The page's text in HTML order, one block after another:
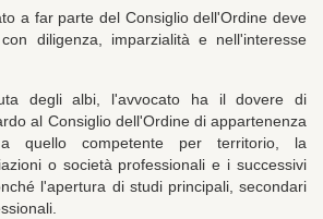
a far parte del Consiglio dell'Ordine deve
diligenza, imparzialità e nell'interesse
degli albi,
l'avvocato ha il dovere di
al Consiglio dell'Ordine di appartenenza
quello competente per territorio, la
o società professionali e i successivi
l'apertura di studi principali, secondari